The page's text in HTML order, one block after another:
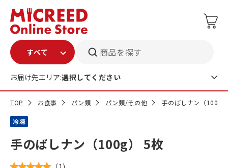
商品を探す
お届け先エリア:選択してください
TOP お食事 パン類 パン類/その他 手のばしナン（100g
冷凍
手のばしナン（100g） 5枚